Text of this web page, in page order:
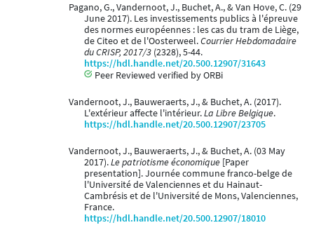
Pagano, G., Vandernoot, J., Buchet, A., & Van Hove, C. (29
June 2017). Les investissements publics à l'épreuve
des normes européennes : les cas du tram de Liège,
de Citeo et de l'Oosterweel.Courrier Hebdomadaire
du CRISP, 2017/3 (2328), 5-44.
https://hdl.handle.net/20.500.12907/31643
Peer Reviewed verified by ORBi
Vandernoot, J., Bauweraerts, J., & Buchet, A. (2017).
L'extérieur affecte l'intérieur.La Libre Belgique.
https://hdl.handle.net/20.500.12907/23705
Vandernoot, J., Bauweraerts, J., & Buchet, A. (03 May
2017).Le patriotisme économique [Paper
presentation]. Journée commune franco-belge de
l'Université de Valenciennes et du Hainaut-
Cambrésis et de l'Université de Mons, Valenciennes,
France.
https://hdl.handle.net/20.500.12907/18010